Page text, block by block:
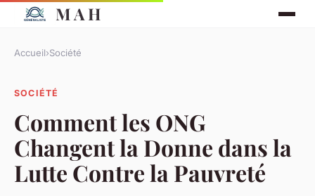
M A H
Accueil›Société
SOCIÉTÉ
Comment les ONG
Changent la Donne dans la
Lutte Contre la Pauvreté